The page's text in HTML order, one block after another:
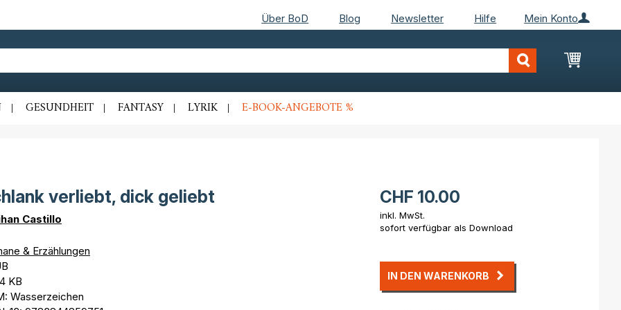
Mein Konto
Über BoD Blog Newsletter Hilfe
Mein
GESUNDHEIT FANTASY LYRIK E-BOOK-ANGEBOTE %
verliebt, dick geliebt
Castillo
& Erzählungen
KB
Wasserzeichen
CHF 10.00
inkl. MwSt.
sofort verfügbar als Download
IN DEN WARENKORB